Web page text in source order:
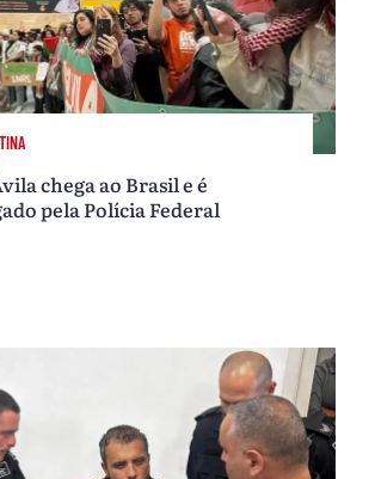
chega ao Brasil e é
pela Polícia Federal